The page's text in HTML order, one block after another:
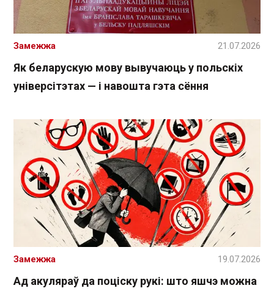
Як беларускую мову вывучаюць у польскіх
універсітэтах — і навошта гэта сёння
Замежжа 21.07.2026
Ад акуляраў да поціску рукі: што яшчэ можна
Замежжа 19.07.2026